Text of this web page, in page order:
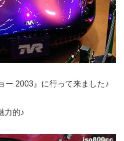
ー 2003』に行って来ました♪
力的♪